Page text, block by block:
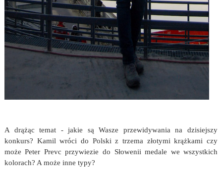
A drążąc temat - jakie są Wasze przewidywania na dzisiejszy
konkurs? Kamil wróci do Polski z trzema złotymi krążkami czy
może Peter Prevc przywiezie do Słowenii medale we wszystkich
kolorach? A może inne typy?